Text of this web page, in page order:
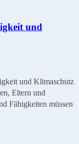
und
und Klimaschutz
Eltern und
Fähigkeiten müssen